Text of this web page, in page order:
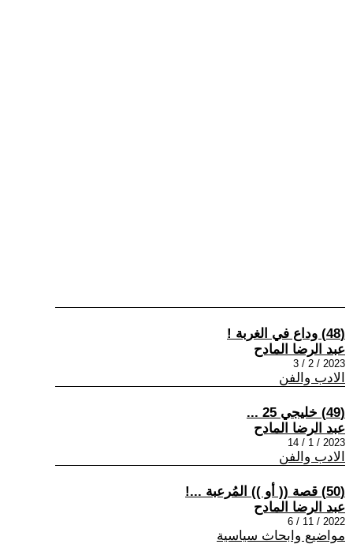
(48) وداع في الغربة !
عبد الرضا المادح
2023 / 2 / 3
الادب والفن
(49) خليجي 25 ...
عبد الرضا المادح
2023 / 1 / 14
الادب والفن
(50) قصة (( أو )) المُرعبة ...!
عبد الرضا المادح
2022 / 11 / 6
مواضيع وابحاث سياسية